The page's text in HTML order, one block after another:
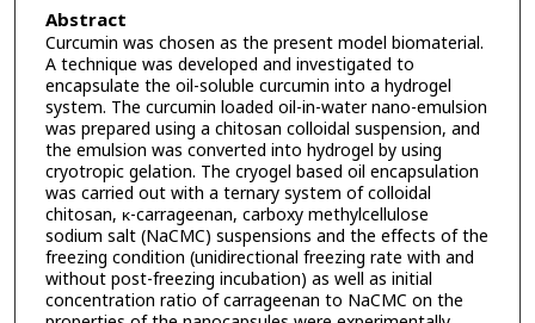
Abstract
Curcumin was chosen as the present model biomaterial.
A technique was developed and investigated to
encapsulate the oil-soluble curcumin into a hydrogel
system. The curcumin loaded oil-in-water nano-emulsion
was prepared using a chitosan colloidal suspension, and
the emulsion was converted into hydrogel by using
cryotropic gelation. The cryogel based oil encapsulation
was carried out with a ternary system of colloidal
chitosan, κ-carrageenan, carboxy methylcellulose
sodium salt (NaCMC) suspensions and the effects of the
freezing condition (unidirectional freezing rate with and
without post-freezing incubation) as well as initial
concentration ratio of carrageenan to NaCMC on the